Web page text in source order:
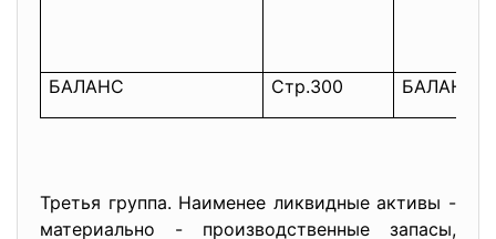
БАЛАНС Стр.300 БАЛАНС
Третья группа. Наименее ликвидные активы -
материально - производственные запасы,